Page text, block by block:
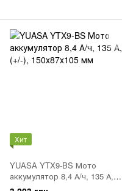
Хит
YUASA YTX9-BS Мото
аккумулятор 8,4 А/ч, 135 А,
(+/-), 150х87х105 мм